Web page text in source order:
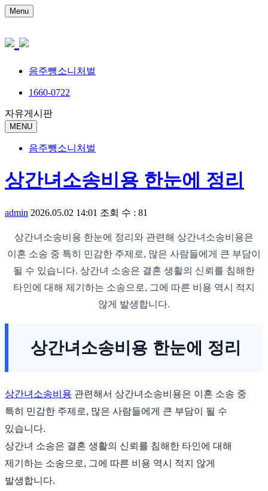
Menu
음주뺑소니처벌
1660-0722
자유게시판
MENU
음주뺑소니처벌
상간녀소송비용 한눈에 정리
admin 2026.05.02 14:01 조회 수 : 81
상간녀소송비용 한눈에 정리와 관련해 상간녀소송비용은
이혼 소송 중 특히 민감한 주제로, 많은 사람들에게 큰 부담이
될 수 있습니다. 상간녀 소송은 결혼 생활의 신뢰를 침해한
타인에 대해 제기하는 소송으로, 그에 따른 비용 역시 적지
않게 발생합니다.
상간녀소송비용 한눈에 정리
상간녀소송비용 관련해서 상간녀소송비용은 이혼 소송 중
특히 민감한 주제로, 많은 사람들에게 큰 부담이 될 수
있습니다.
상간녀 소송은 결혼 생활의 신뢰를 침해한 타인에 대해
제기하는 소송으로, 그에 따른 비용 역시 적지 않게
발생합니다.